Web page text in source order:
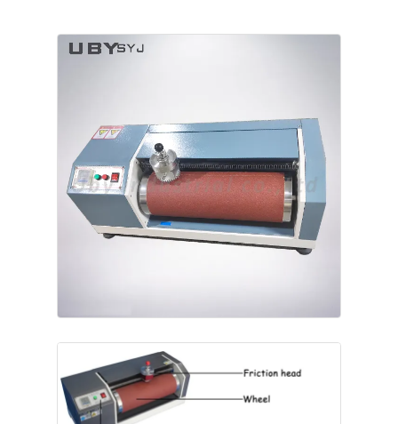
appareil de contrôle de dureté